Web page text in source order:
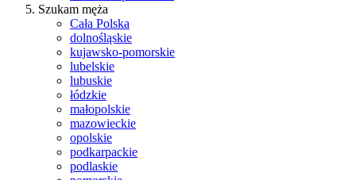
Szukam męża
Cała Polska
dolnośląskie
kujawsko-pomorskie
lubelskie
lubuskie
łódzkie
małopolskie
mazowieckie
opolskie
podkarpackie
podlaskie